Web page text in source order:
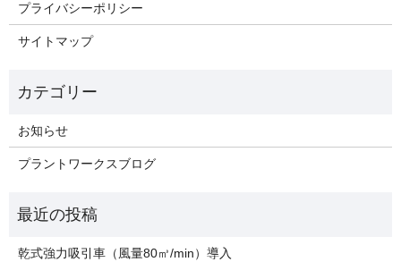
プライバシーポリシー
サイトマップ
お知らせ
プラントワークスブログ
乾式強力吸引車（風量80㎥/min）導入